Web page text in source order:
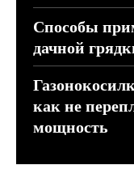
Способы
дачной
как не
мощность